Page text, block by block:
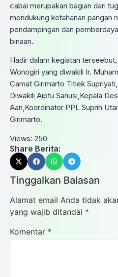
cabai merupakan bagian dari
mendukung ketahanan pangan
pendampingan dan
binaan.
Hadir dalam kegiatan
Wonogiri yang diwakili Ir.
Camat Girimarto Titiek
Diwakili Aiptu Sanusi,Kepala
Aan,Koordinator PPL Suprih
Girimarto.
Views: 250
Share Berita:
Tinggalkan Balasan
Alamat email Anda tidak
yang wajib ditandai *
Komentar *